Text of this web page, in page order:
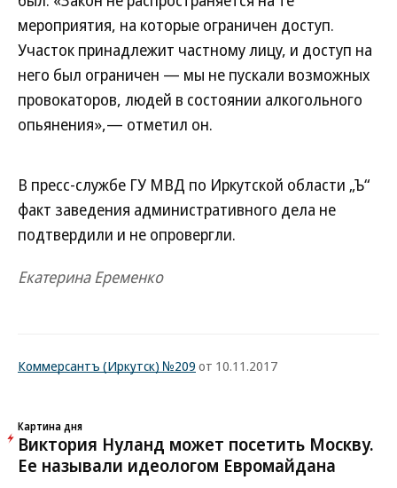
мероприятия, на которые ограничен доступ.
Участок принадлежит частному лицу, и доступ на
него был ограничен — мы не пускали возможных
провокаторов, людей в состоянии алкогольного
опьянения»,— отметил он.
В пресс-службе ГУ МВД по Иркутской области „Ъ“
факт заведения административного дела не
подтвердили и не опровергли.
Екатерина Еременко
Коммерсантъ (Иркутск) №209 от 10.11.2017
Картина дня
Виктория Нуланд может посетить Москву.
Ее называли идеологом Евромайдана